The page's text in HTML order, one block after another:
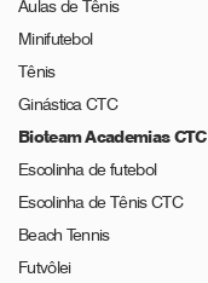
Aulas de Tênis
Minifutebol
Tênis
Ginástica CTC
Bioteam Academias CTC
Escolinha de futebol
Escolinha de Tênis CTC
Beach Tennis
Futvôlei